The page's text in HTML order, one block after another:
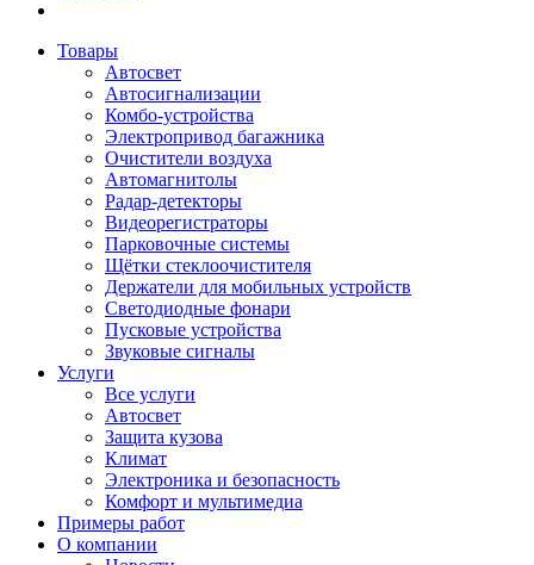
Товары
Автосвет
Автосигнализации
Комбо-устройства
Электропривод багажника
Очистители воздуха
Автомагнитолы
Радар-детекторы
Видеорегистраторы
Парковочные системы
Щётки стеклоочистителя
Держатели для мобильных устройств
Светодиодные фонари
Пусковые устройства
Звуковые сигналы
Услуги
Все услуги
Автосвет
Защита кузова
Климат
Электроника и безопасность
Комфорт и мультимедиа
Примеры работ
О компании